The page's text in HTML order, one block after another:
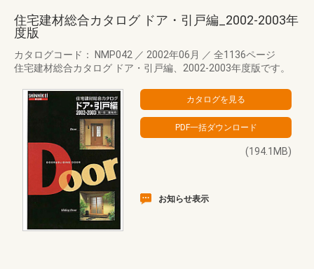
住宅建材総合カタログ ドア・引戸編_2002-2003年
度版
カタログコード： NMP042 ／ 2002年06月 ／ 全1136ページ
住宅建材総合カタログ ドア・引戸編、2002-2003年度版です。
(194.1MB)
お知らせ表示